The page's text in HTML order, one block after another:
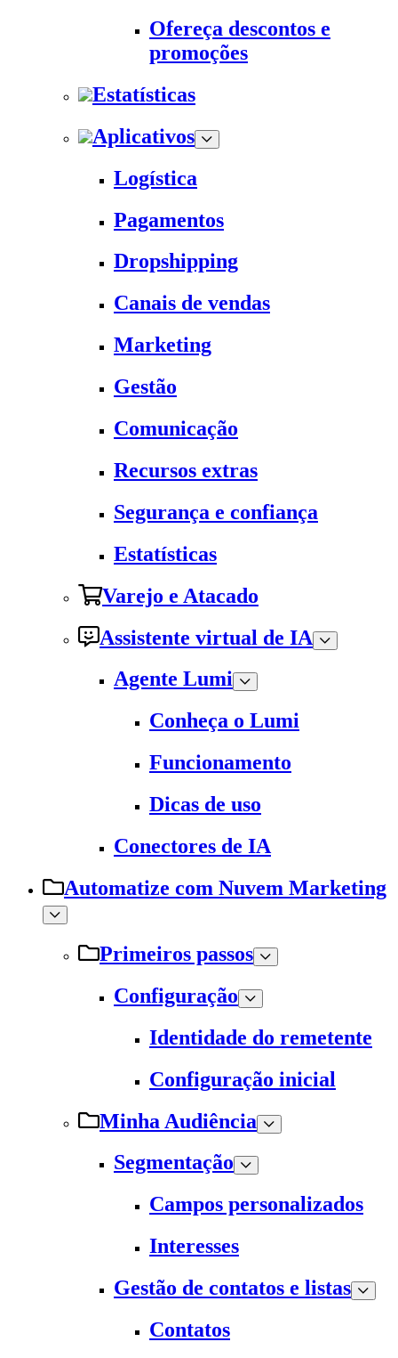
Ofereça descontos e
promoções
Estatísticas
Aplicativos
Logística
Pagamentos
Dropshipping
Canais de vendas
Marketing
Gestão
Comunicação
Recursos extras
Segurança e confiança
Estatísticas
Varejo e Atacado
Assistente virtual de IA
Agente Lumi
Conheça o Lumi
Funcionamento
Dicas de uso
Conectores de IA
Automatize com Nuvem Marketing
Primeiros passos
Configuração
Identidade do remetente
Configuração inicial
Minha Audiência
Segmentação
Campos personalizados
Interesses
Gestão de contatos e listas
Contatos